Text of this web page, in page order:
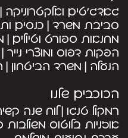
גאדג’טים ואלקטרוניקה
סביבת משרד כנסים
מחנאות ספורט וטיולים
הפקות דפוס ומוצרי נייר
הנעלה משרד הביטחון
הכוכבים שלנו
רמקול טנגו לוח שנה
אוזניות בלוטוס משולבות